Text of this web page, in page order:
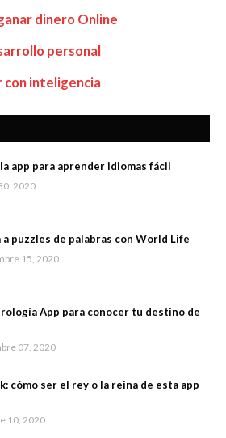
dinero Online
personal
inteligencia
app para aprender idiomas fácil
2020
a puzzles de palabras con World Life
15, 2020
App para conocer tu destino de
07, 2020
cómo ser el rey o la reina de esta app
10, 2020